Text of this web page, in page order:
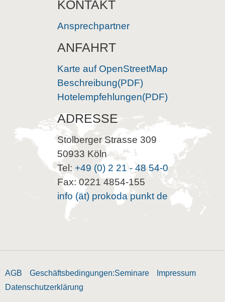
KONTAKT
Ansprechpartner
ANFAHRT
Karte auf OpenStreetMap
Beschreibung(PDF)
Hotelempfehlungen(PDF)
ADRESSE
Stolberger Strasse 309
50933 Köln
Tel: +49 (0) 2 21 - 48 54-0
Fax: 0221 4854-155
info (ät) prokoda punkt de
AGB Geschäftsbedingungen:Seminare
Impressum
Datenschutzerklärung